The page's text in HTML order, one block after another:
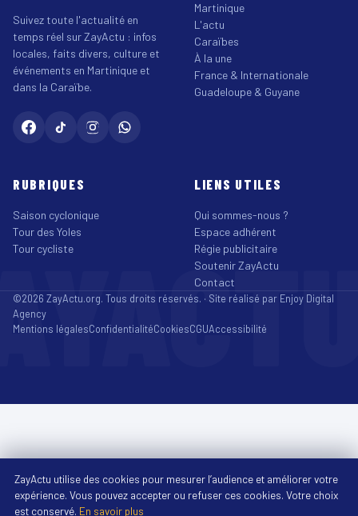
Suivez toute l'actualité en
temps réel sur ZayActu : infos
locales, faits divers, culture et
événements en Martinique et
dans la Caraïbe.
Martinique
L'actu
Caraïbes
À la une
France & Internationale
Guadeloupe & Guyane
RUBRIQUES
Saison cyclonique
Tour des Yoles
Tour cycliste
LIENS UTILES
Qui sommes-nous ?
Espace adhérent
Régie publicitaire
Soutenir ZayActu
Contact
©2026 ZayActu.org. Tous droits réservés. · Site réalisé par Enjoy Digital
Agency
Mentions légalesConfidentialitéCookiesCGUAccessibilité
ZayActu utilise des cookies pour mesurer l’audience et améliorer votre
expérience. Vous pouvez accepter ou refuser ces cookies. Votre choix
est conservé. En savoir plus